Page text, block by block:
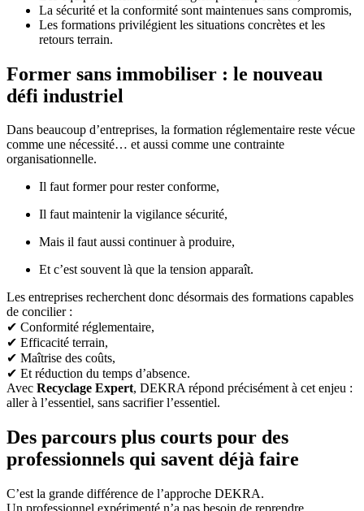
La sécurité et la conformité sont maintenues sans compromis,
Les formations privilégient les situations concrètes et les
retours terrain.
Former sans immobiliser : le nouveau
défi industriel
Dans beaucoup d’entreprises, la formation réglementaire reste vécue
comme une nécessité… et aussi comme une contrainte
organisationnelle.
Il faut former pour rester conforme,
Il faut maintenir la vigilance sécurité,
Mais il faut aussi continuer à produire,
Et c’est souvent là que la tension apparaît.
Les entreprises recherchent donc désormais des formations capables
de concilier :
✔ Conformité réglementaire,
✔ Efficacité terrain,
✔ Maîtrise des coûts,
✔ Et réduction du temps d’absence.
Avec Recyclage Expert, DEKRA répond précisément à cet enjeu :
aller à l’essentiel, sans sacrifier l’essentiel.
Des parcours plus courts pour des
professionnels qui savent déjà faire
C’est la grande différence de l’approche DEKRA.